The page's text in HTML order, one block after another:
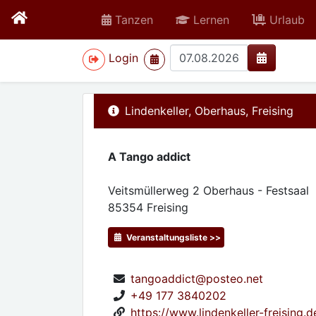
Tanzen Lernen Urlaub
Login
>
Lindenkeller, Oberhaus, Freising
A Tango addict
Veitsmüllerweg 2 Oberhaus - Festsaal
85354 Freising
Veranstaltungsliste >>
tangoaddict@posteo.net
+49 177 3840202
https://www.lindenkeller-